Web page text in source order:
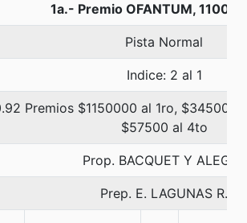
1a.- Premio OFANTUM, 1100
Pista Normal
Indice: 2 al 1
Premios $1150000 al 1ro, $345000
$57500 al 4to
Prop. BACQUET Y ALEGRE
Prep. E. LAGUNAS R.